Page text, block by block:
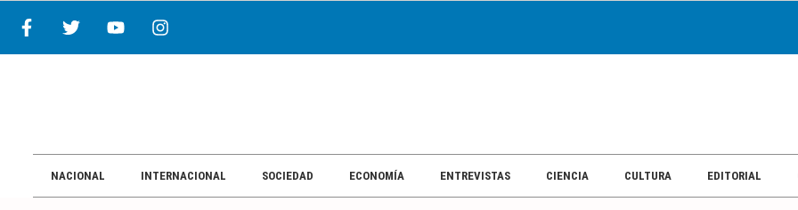
NACIONAL INTERNACIONAL SOCIEDAD ECONOMÍA ENTREVISTAS CIENCIA CULTURA EDITORIAL